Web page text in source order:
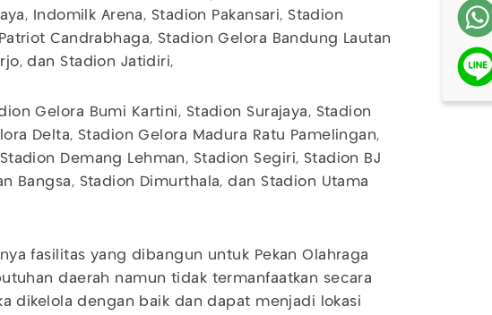
Indomilk Arena, Stadion Pakansari, Stadion
Candrabhaga, Stadion Gelora Bandung Lautan
dan Stadion Jatidiri,
Gelora Bumi Kartini, Stadion Surajaya, Stadion
Delta, Stadion Gelora Madura Ratu Pamelingan,
Demang Lehman, Stadion Segiri, Stadion BJ
Bangsa, Stadion Dimurthala, dan Stadion Utama
fasilitas yang dibangun untuk Pekan Olahraga
daerah namun tidak termanfaatkan secara
dikelola dengan baik dan dapat menjadi lokasi